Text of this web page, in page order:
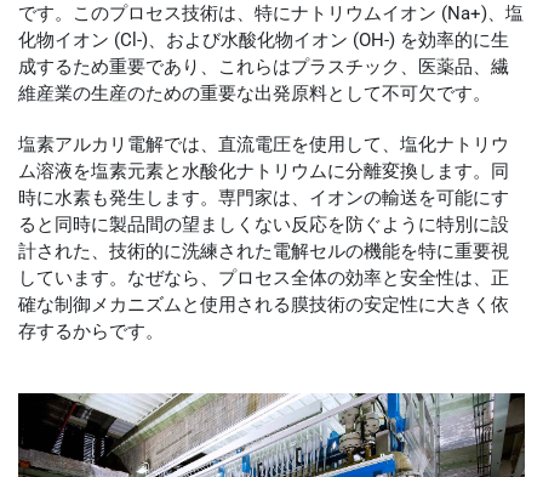
です。このプロセス技術は、特にナトリウムイオン (Na+)、塩
化物イオン (Cl-)、および水酸化物イオン (OH-) を効率的に生
成するため重要であり、これらはプラスチック、医薬品、繊
維産業の生産のための重要な出発原料として不可欠です。
塩素アルカリ電解では、直流電圧を使用して、塩化ナトリウ
ム溶液を塩素元素と水酸化ナトリウムに分離変換します。同
時に水素も発生します。専門家は、イオンの輸送を可能にす
ると同時に製品間の望ましくない反応を防ぐように特別に設
計された、技術的に洗練された電解セルの機能を特に重要視
しています。なぜなら、プロセス全体の効率と安全性は、正
確な制御メカニズムと使用される膜技術の安定性に大きく依
存するからです。